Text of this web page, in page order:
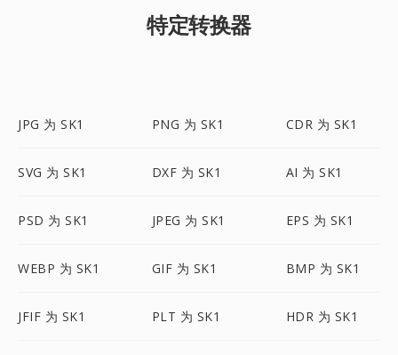
特定转换器
JPG 为 SK1 PNG 为 SK1 CDR 为 SK1
SVG 为 SK1 DXF 为 SK1 AI 为 SK1
PSD 为 SK1 JPEG 为 SK1 EPS 为 SK1
WEBP 为 SK1 GIF 为 SK1 BMP 为 SK1
JFIF 为 SK1 PLT 为 SK1 HDR 为 SK1